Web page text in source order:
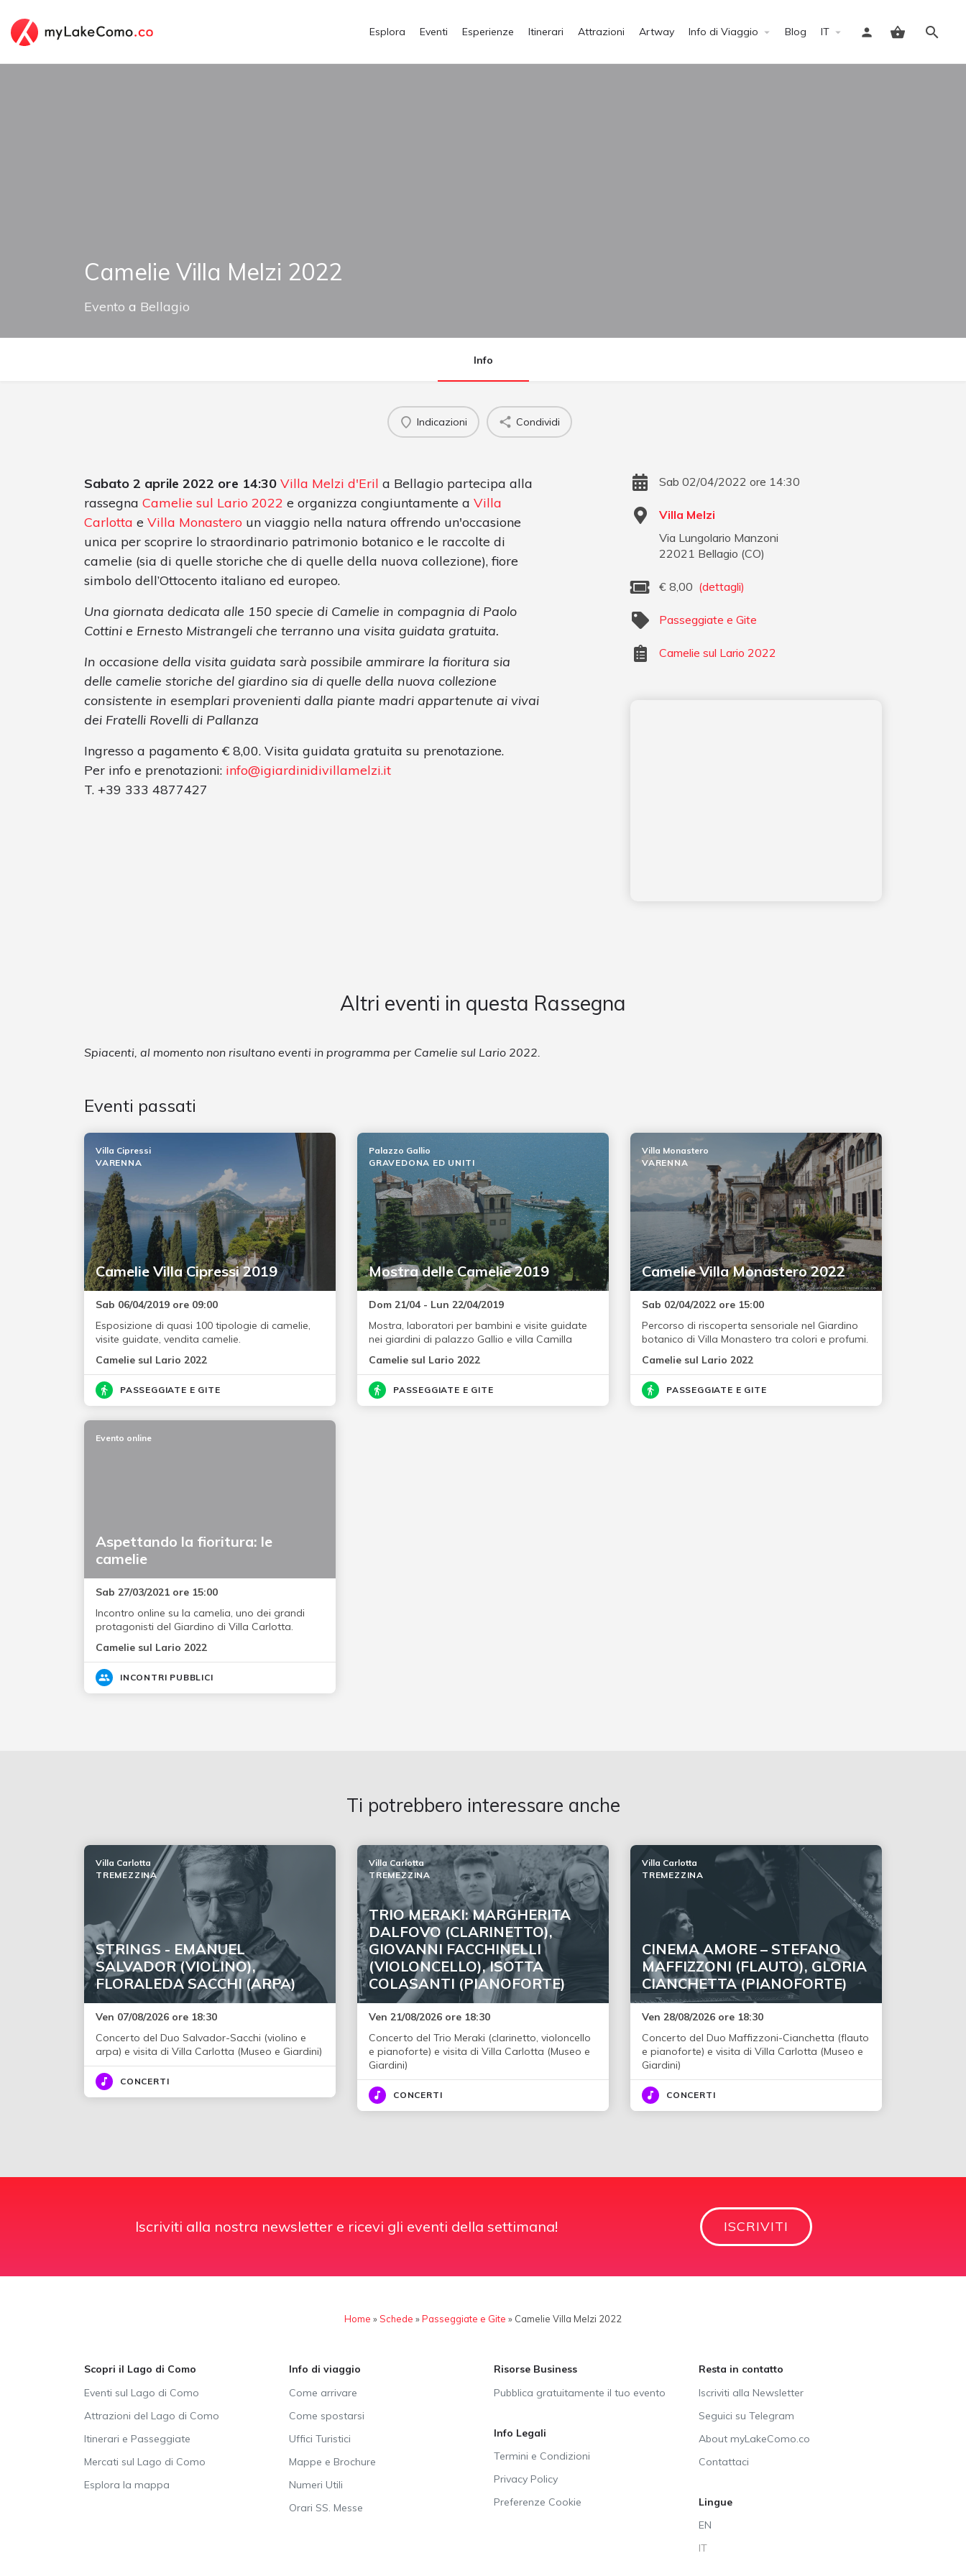
Esplora Eventi Esperienze Itinerari Attrazioni Artway Info di Viaggio Blog IT
Accedi
Camelie Villa Melzi 2022
Evento a Bellagio
Info
Indicazioni Condividi
Sabato 2 aprile 2022 ore 14:30 Villa Melzi d'Eril a Bellagio partecipa alla
rassegna Camelie sul Lario 2022 e organizza congiuntamente a Villa
Carlotta e Villa Monastero un viaggio nella natura offrendo un'occasione
unica per scoprire lo straordinario patrimonio botanico e le raccolte di
camelie (sia di quelle storiche che di quelle della nuova collezione), fiore
simbolo dell’Ottocento italiano ed europeo.
Una giornata dedicata alle 150 specie di Camelie in compagnia di Paolo
Cottini e Ernesto Mistrangeli che terranno una visita guidata gratuita.
In occasione della visita guidata sarà possibile ammirare la fioritura sia
delle camelie storiche del giardino sia di quelle della nuova collezione
consistente in esemplari provenienti dalla piante madri appartenute ai vivai
dei Fratelli Rovelli di Pallanza
Ingresso a pagamento € 8,00. Visita guidata gratuita su prenotazione.
Per info e prenotazioni: info@igiardinidivillamelzi.it
T. +39 333 4877427
Sab 02/04/2022 ore 14:30
Villa Melzi
Via Lungolario Manzoni
22021 Bellagio (CO)
€ 8,00 (dettagli)
Passeggiate e Gite
Camelie sul Lario 2022
Altri eventi in questa Rassegna
Spiacenti, al momento non risultano eventi in programma per Camelie sul Lario 2022.
Eventi passati
Camelie Villa Cipressi 2019
Villa Cipressi
VARENNA
Sab 06/04/2019 ore 09:00
Esposizione di quasi 100 tipologie di camelie,
visite guidate, vendita camelie.
Camelie sul Lario 2022
PASSEGGIATE E GITE
Mostra delle Camelie 2019
Palazzo Gallio
GRAVEDONA ED UNITI
Dom 21/04 - Lun 22/04/2019
Mostra, laboratori per bambini e visite guidate
nei giardini di palazzo Gallio e villa Camilla
Camelie sul Lario 2022
PASSEGGIATE E GITE
Camelie Villa Monastero 2022
Villa Monastero
VARENNA
Sab 02/04/2022 ore 15:00
Percorso di riscoperta sensoriale nel Giardino
botanico di Villa Monastero tra colori e profumi.
Camelie sul Lario 2022
PASSEGGIATE E GITE
Aspettando la fioritura: le
camelie
Evento online
Sab 27/03/2021 ore 15:00
Incontro online su la camelia, uno dei grandi
protagonisti del Giardino di Villa Carlotta.
Camelie sul Lario 2022
INCONTRI PUBBLICI
Ti potrebbero interessare anche
STRINGS - EMANUEL
SALVADOR (VIOLINO),
FLORALEDA SACCHI (ARPA)
Villa Carlotta
TREMEZZINA
Ven 07/08/2026 ore 18:30
Concerto del Duo Salvador-Sacchi (violino e
arpa) e visita di Villa Carlotta (Museo e Giardini)
CONCERTI
TRIO MERAKI: MARGHERITA
DALFOVO (CLARINETTO),
GIOVANNI FACCHINELLI
(VIOLONCELLO), ISOTTA
COLASANTI (PIANOFORTE)
Villa Carlotta
TREMEZZINA
Ven 21/08/2026 ore 18:30
Concerto del Trio Meraki (clarinetto, violoncello
e pianoforte) e visita di Villa Carlotta (Museo e
Giardini)
CONCERTI
CINEMA AMORE – STEFANO
MAFFIZZONI (FLAUTO), GLORIA
CIANCHETTA (PIANOFORTE)
Villa Carlotta
TREMEZZINA
Ven 28/08/2026 ore 18:30
Concerto del Duo Maffizzoni-Cianchetta (flauto
e pianoforte) e visita di Villa Carlotta (Museo e
Giardini)
CONCERTI
Iscriviti alla nostra newsletter e ricevi gli eventi della settimana! ISCRIVITI
Home »Schede »Passeggiate e Gite » Camelie Villa Melzi 2022
Scopri il Lago di Como
Eventi sul Lago di Como
Attrazioni del Lago di Como
Itinerari e Passeggiate
Mercati sul Lago di Como
Esplora la mappa
Info di viaggio
Come arrivare
Come spostarsi
Uffici Turistici
Mappe e Brochure
Numeri Utili
Orari SS. Messe
Risorse Business
Pubblica gratuitamente il tuo evento
Info Legali
Termini e Condizioni
Privacy Policy
Preferenze Cookie
Resta in contatto
Iscriviti alla Newsletter
Seguici su Telegram
About myLakeComo.co
Contattaci
Lingue
EN
IT